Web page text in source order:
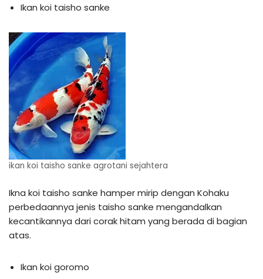
Ikan koi taisho sanke
ikan koi taisho sanke agrotani sejahtera
Ikna koi taisho sanke hamper mirip dengan Kohaku
perbedaannya jenis taisho sanke mengandalkan
kecantikannya dari corak hitam yang berada di bagian
atas.
Ikan koi goromo